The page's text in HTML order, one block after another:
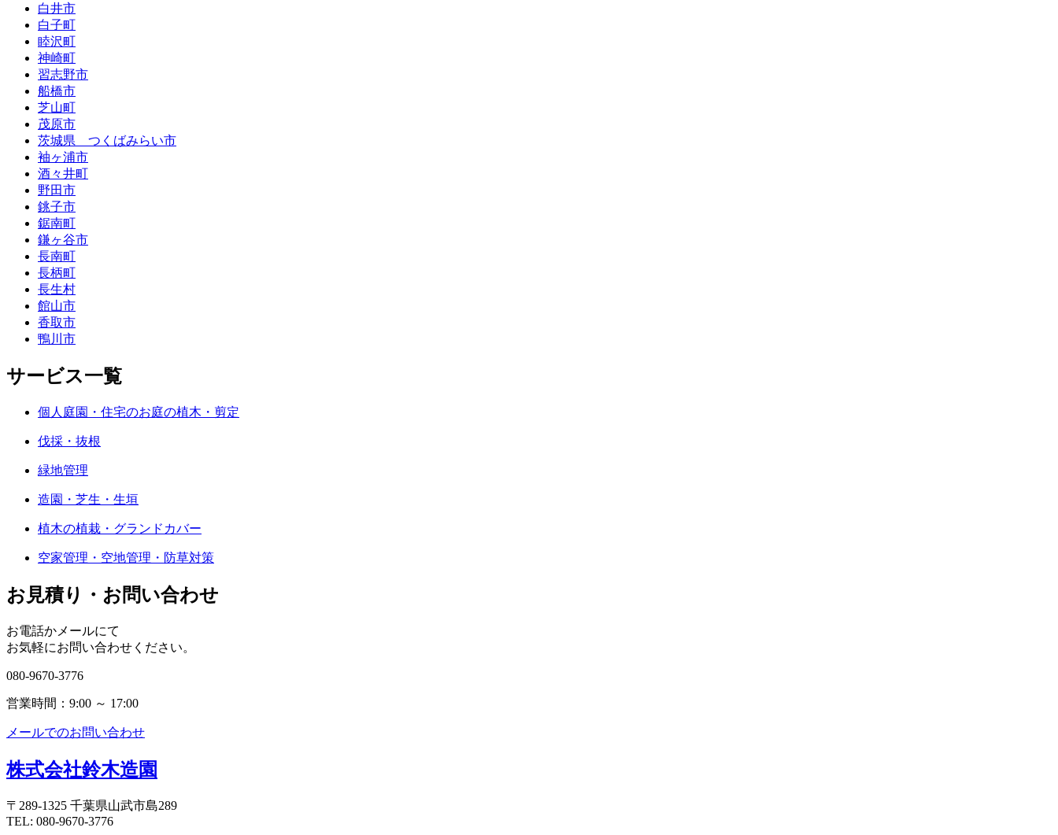
白井市
白子町
睦沢町
神崎町
習志野市
船橋市
芝山町
茂原市
茨城県 つくばみらい市
袖ヶ浦市
酒々井町
野田市
銚子市
鋸南町
鎌ヶ谷市
長南町
長柄町
長生村
館山市
香取市
鴨川市
サービス一覧
個人庭園・住宅のお庭の植木・剪定
伐採・抜根
緑地管理
造園・芝生・生垣
植木の植栽・グランドカバー
空家管理・空地管理・防草対策
お見積り・お問い合わせ
お電話かメールにて
お気軽にお問い合わせください。
080-9670-3776
営業時間：9:00 ～ 17:00
メールでのお問い合わせ
株式会社鈴木造園
〒289-1325 千葉県山武市島289
TEL: 080-9670-3776